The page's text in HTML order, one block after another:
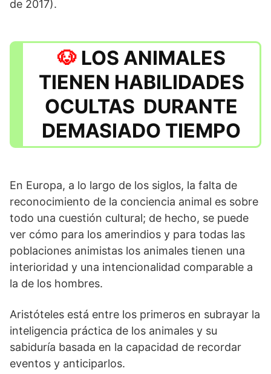
de 2017).
LOS ANIMALES
TIENEN HABILIDADES
OCULTAS DURANTE
DEMASIADO TIEMPO
En Europa, a lo largo de los siglos, la falta de
reconocimiento de la conciencia animal es sobre
todo una cuestión cultural; de hecho, se puede
ver cómo para los amerindios y para todas las
poblaciones animistas los animales tienen una
interioridad y una intencionalidad comparable a
la de los hombres.
Aristóteles está entre los primeros en subrayar la
inteligencia práctica de los animales y su
sabiduría basada en la capacidad de recordar
eventos y anticiparlos.